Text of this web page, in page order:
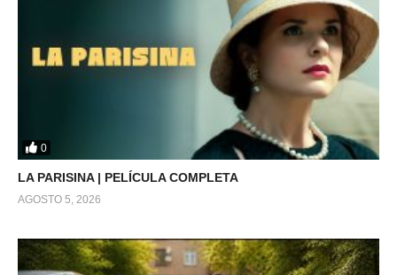
0
LA PARISINA | PELÍCULA COMPLETA
AGOSTO 5, 2026